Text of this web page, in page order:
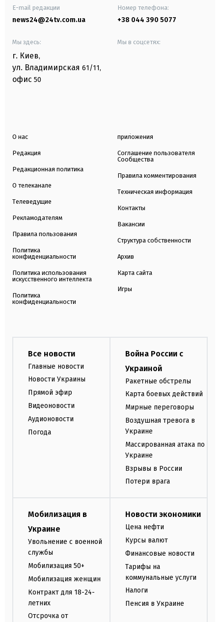
E-mail редакции
news24@24tv.com.ua
Номер телефона:
+38 044 390 5077
Мы здесь:
г. Киев,
ул. Владимирская 61/11,
офис 50
Мы в соцсетях:
О нас
Редакция
Редакционная политика
О телеканале
Телеведущие
Рекламодателям
Правила пользования
Политика
конфиденциальности
Политика использования
искусственного интеллекта
Политика
конфиденциальности
приложения
Соглашение пользователя
Сообщества
Правила комментирования
Техническая информация
Контакты
Вакансии
Структура собственности
Архив
Карта сайта
Игры
Все новости
Главные новости
Новости Украины
Прямой эфир
Видеоновости
Аудионовости
Погода
Война России с
Украиной
Ракетные обстрелы
Карта боевых действий
Мирные переговоры
Воздушная тревога в
Украине
Массированная атака по
Украине
Взрывы в России
Потери врага
Мобилизация в
Украине
Увольнение с военной
службы
Мобилизация 50+
Мобилизация женщин
Контракт для 18-24-
летних
Отсрочка от
Новости экономики
Цена нефти
Курсы валют
Финансовые новости
Тарифы на
коммунальные услуги
Налоги
Пенсия в Украине